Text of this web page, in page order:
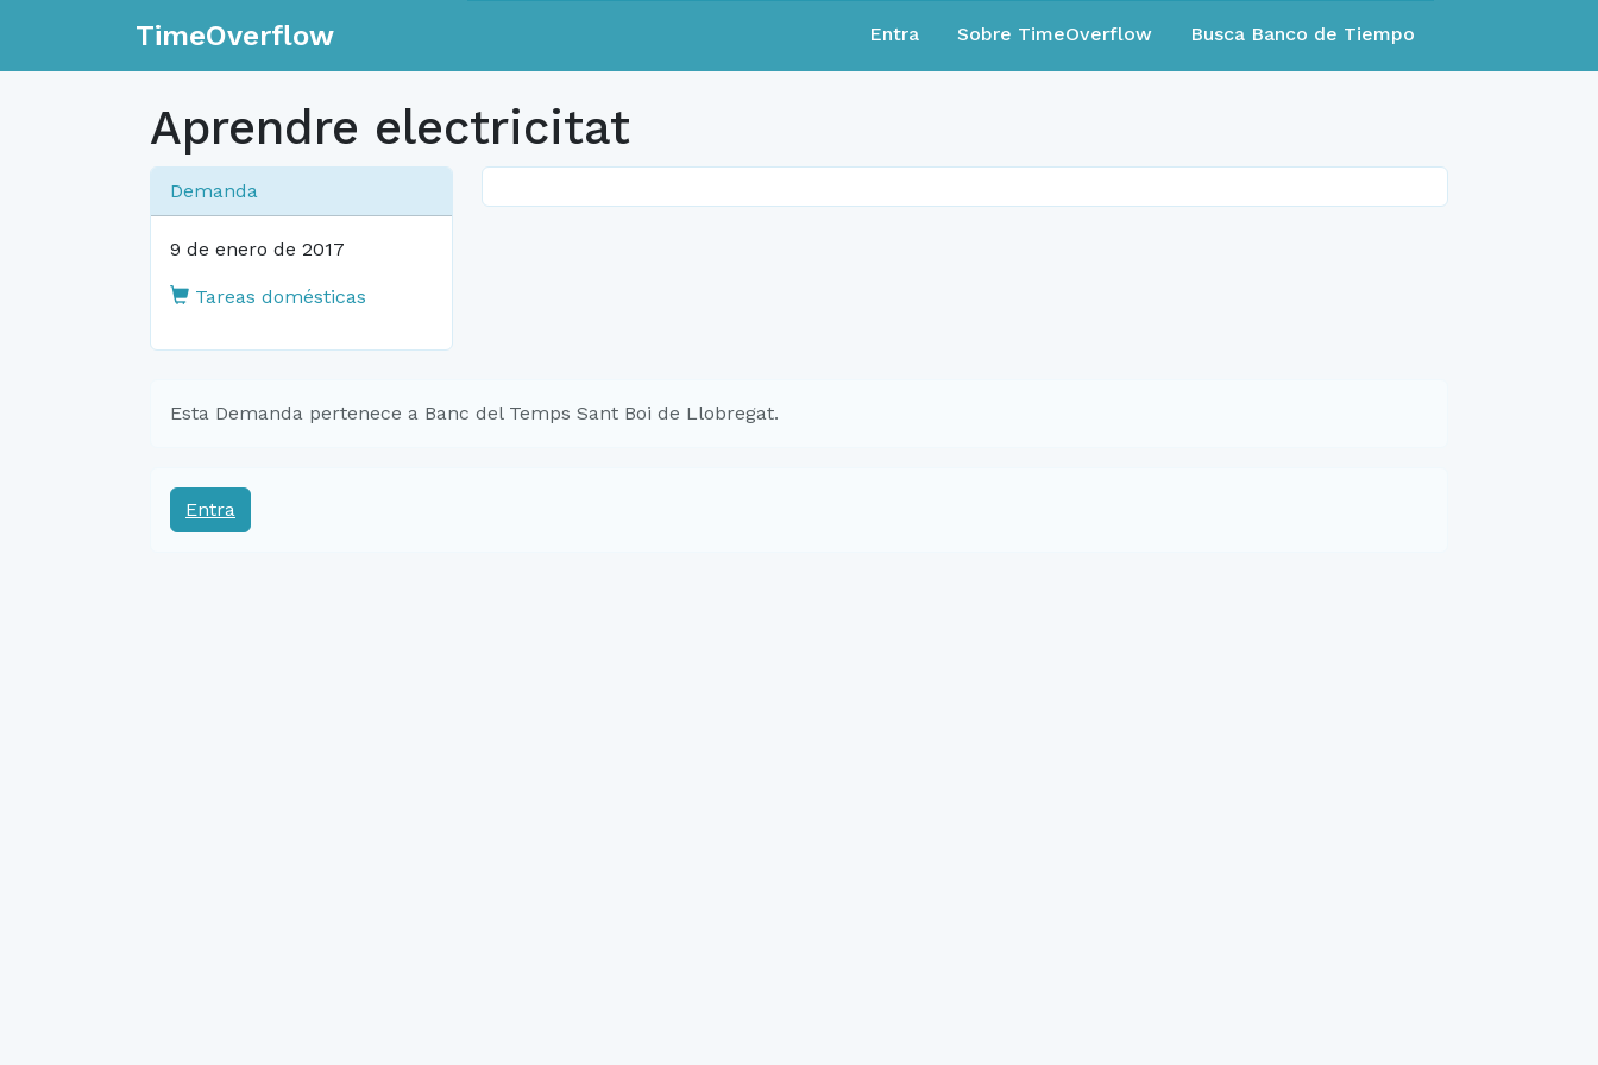
TimeOverflow Entra Sobre TimeOverflow Busca Banco de Tiempo
Aprendre electricitat
Demanda
9 de enero de 2017
Tareas domésticas
Esta Demanda pertenece a Banc del Temps Sant Boi de Llobregat.
Entra